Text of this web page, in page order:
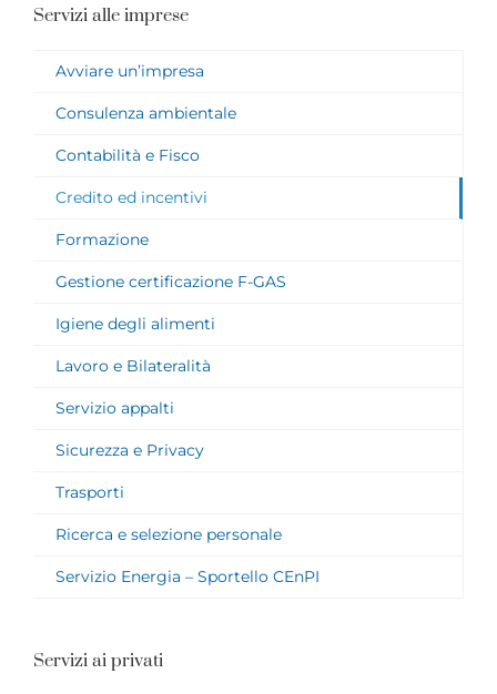
Servizi alle imprese
Avviare un’impresa
Consulenza ambientale
Contabilità e Fisco
Credito ed incentivi
Formazione
Gestione certificazione F-GAS
Igiene degli alimenti
Lavoro e Bilateralità
Servizio appalti
Sicurezza e Privacy
Trasporti
Ricerca e selezione personale
Servizio Energia – Sportello CEnPI
Servizi ai privati